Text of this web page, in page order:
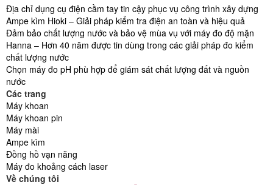
Địa chỉ dụng cụ điện cầm tay tin cậy phục vụ công trình xây dựng
Ampe kìm Hioki – Giải pháp kiểm tra điện an toàn và hiệu quả
Đảm bảo chất lượng nước và bảo vệ mùa vụ với máy đo độ mặn
Hanna – Hơn 40 năm được tin dùng trong các giải pháp đo kiểm
chất lượng nước
Chọn máy đo pH phù hợp để giám sát chất lượng đất và nguồn
nước
Các trang
Máy khoan
Máy khoan pin
Máy mài
Ampe kìm
Đồng hồ vạn năng
Máy đo khoảng cách laser
Về chúng tôi